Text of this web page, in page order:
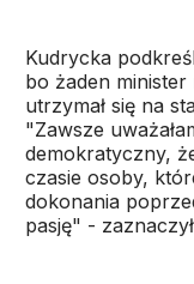
Kudrycka
bo żaden
utrzymał się na
"Zawsze
demokratyczny,
czasie osoby,
dokonania
pasję" -